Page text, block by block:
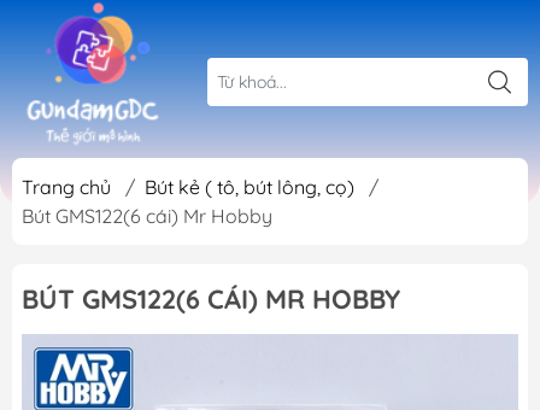
Trang chủ / Bút kẻ ( tô, bút lông, cọ)
/
Bút GMS122(6 cái) Mr Hobby
BÚT GMS122(6 CÁI) MR HOBBY